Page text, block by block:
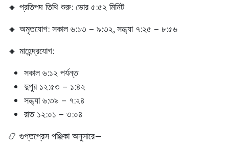
🔸 প্রতিপদ তিথি শুরু: ভোর ৫:৫২ মিনিট
🔸 অমৃতযোগ: সকাল ৬:১৩ – ৯:৩২, সন্ধ্যা ৭:২৫ – ৮:৫৬
🔸 মাহেন্দ্রযোগ:
সকাল ৬:১২ পর্যন্ত
দুপুর ১২:৫৩ – ১:৪২
সন্ধ্যা ৬:৩৯ – ৭:২৪
রাত ১২:০১ – ৩:০৪
📿 গুপ্তপ্রেস পঞ্জিকা অনুসারে—